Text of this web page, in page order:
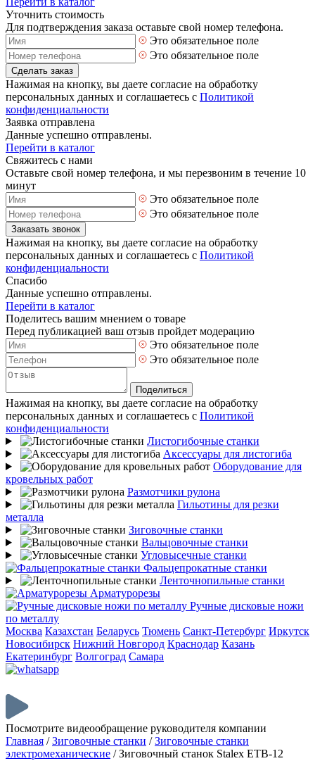
Уточнить стоимость
Для подтверждения заказа оставьте свой номер телефона.
Это обязательное поле
Это обязательное поле
Сделать заказ
Нажимая на кнопку, вы даете согласие на обработку
персональных данных и соглашаетесь с Политикой
конфиденциальности
Заявка отправлена
Данные успешно отправлены.
Перейти в каталог
Свяжитесь с нами
Оставьте свой номер телефона, и мы перезвоним в течение 10
минут
Это обязательное поле
Это обязательное поле
Заказать звонок
Нажимая на кнопку, вы даете согласие на обработку
персональных данных и соглашаетесь с Политикой
конфиденциальности
Спасибо
Данные успешно отправлены.
Перейти в каталог
Поделитесь вашим мнением о товаре
Перед публикацией ваш отзыв пройдет модерацию
Это обязательное поле
Это обязательное поле
Поделиться
Нажимая на кнопку, вы даете согласие на обработку
персональных данных и соглашаетесь с Политикой
конфиденциальности
Листогибочные станки
Аксессуары для листогиба
Оборудование для
кровельных работ
Размотчики рулона
Гильотины для резки
металла
Зиговочные станки
Вальцовочные станки
Угловысечные станки
Фальцепрокатные станки
Ленточнопильные станки
Арматурорезы
Ручные дисковые ножи
по металлу
Москва Казахстан Беларусь Тюмень Санкт-Петербург Иркутск
Новосибирск Нижний Новгород Краснодар Казань
Екатеринбург Волгоград Самара
Главная /Зиговочные станки /Зиговочные станки
электромеханические /Зиговочный станок Stalex ETB-12
Посмотрите видеообращение руководителя компании